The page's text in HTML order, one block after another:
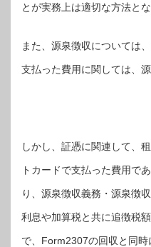
とが実務上は適切な方法とな
また、源泉徴収については
支払った費用に関しては、
しかし、証憑に関連して、
トカードで支払った費用で
り、源泉徴収義務・源泉徴
利息や加算税と共に追徴税
で、Form2307の回収と同